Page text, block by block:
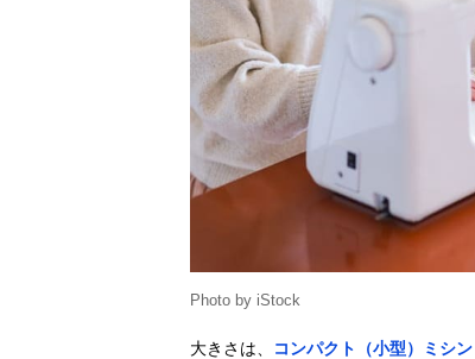
Photo by iStock
大きさは、 コンパクト（小型）ミシ